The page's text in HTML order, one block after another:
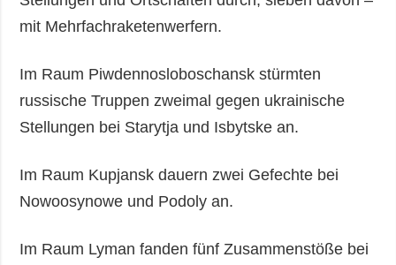
mit Mehrfachraketenwerfern.
Im Raum Piwdennosloboschansk stürmten
russische Truppen zweimal gegen ukrainische
Stellungen bei Starytja und Isbytske an.
Im Raum Kupjansk dauern zwei Gefechte bei
Nowoosynowe und Podoly an.
Im Raum Lyman fanden fünf Zusammenstöße bei